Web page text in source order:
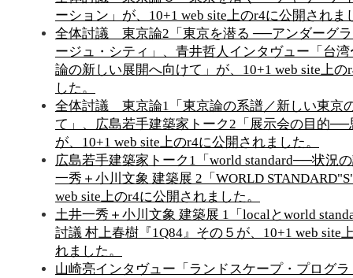
ーション」が、10+1 web site上のr4に公開されま
全体討議 東京論2「東京を潜る ──アンダーグ
ージュ・シティ」、青井哲人インタヴュー「台
論の新しい展開へ向けて」が、10+1 web site上
した。
全体討議 東京論1「東京論の系譜／新しい東京
て」、広島若手建築家トーク2「展示会の目的──
が、10+1 web site上のr4に公開されました。
広島若手建築家トーク1「world standard──状況
一秀＋小川文象 建築展 2「WORLD
web site上のr4に公開されました。
土井一秀＋小川文象 建築展 1「localとworld
討議 村上春樹『1Q84』その５が、10+1 web site
れました。
山崎亮インタヴュー「ランドスケープ・プログ